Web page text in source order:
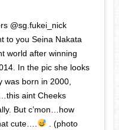
@sg.fukei_nick
to you Seina Nakata
world after winning
In the pic she looks
was born in 2000,
aint Cheeks
But c’mon…how
cute….
. (photo